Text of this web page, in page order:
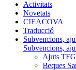
Activitats
Novetats
CIEACOVA
Traducció
Subvencions,
Subvencions,
Ajuts
Beques